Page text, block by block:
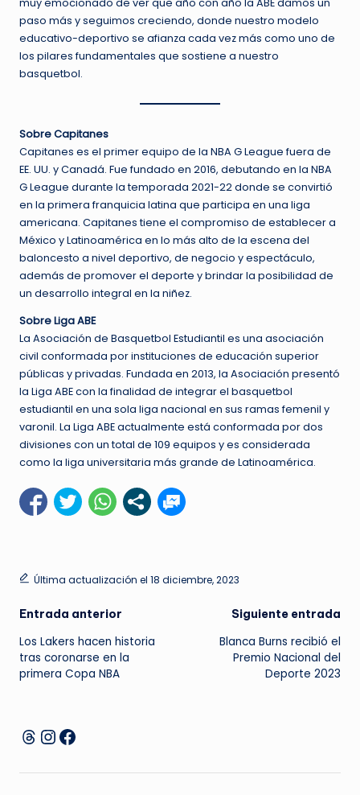
paso más y seguimos creciendo, donde nuestro modelo
educativo-deportivo se afianza cada vez más como uno de
los pilares fundamentales que sostiene a nuestro
basquetbol.
Sobre Capitanes
Capitanes es el primer equipo de la NBA G League fuera de
EE. UU. y Canadá. Fue fundado en 2016, debutando en la NBA
G League durante la temporada 2021-22 donde se convirtió
en la primera franquicia latina que participa en una liga
americana. Capitanes tiene el compromiso de establecer a
México y Latinoamérica en lo más alto de la escena del
baloncesto a nivel deportivo, de negocio y espectáculo,
además de promover el deporte y brindar la posibilidad de
un desarrollo integral en la niñez.
Sobre Liga ABE
La Asociación de Basquetbol Estudiantil es una asociación
civil conformada por instituciones de educación superior
públicas y privadas. Fundada en 2013, la Asociación presentó
la Liga ABE con la finalidad de integrar el basquetbol
estudiantil en una sola liga nacional en sus ramas femenil y
varonil. La Liga ABE actualmente está conformada por dos
divisiones con un total de 109 equipos y es considerada
como la liga universitaria más grande de Latinoamérica.
Última actualización el 18 diciembre, 2023
Navegación
de
entradas
Entrada anterior
Los Lakers hacen historia
tras coronarse en la
primera Copa NBA
Siguiente entrada
Blanca Burns recibió el
Premio Nacional del
Deporte 2023
Threads
Instagram
Facebook